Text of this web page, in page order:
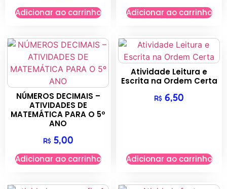
Adicionar ao carrinho Adicionar ao carrinho
NÚMEROS DECIMAIS –
ATIVIDADES DE
MATEMÁTICA PARA O 5º
ANO
R$5,00
Adicionar ao carrinho
Atividade Leitura e
Escrita na Ordem Certa
R$ 6,50
Adicionar ao carrinho